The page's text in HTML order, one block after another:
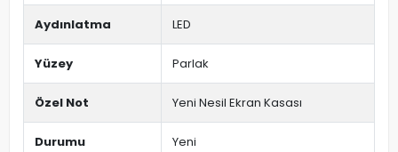
Aydınlatma LED
Yüzey Parlak
Özel Not Yeni Nesil Ekran Kasası
Durumu Yeni